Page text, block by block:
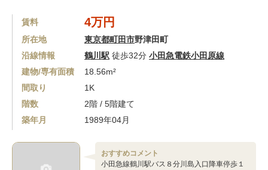
賃料 4万円
所在地 東京都町田市野津田町
沿線情報
鶴川駅 徒歩32分 小田急電鉄小田原線
建物/専有面積
18.56m²
間取り
1K
階数
2階 / 5階建て
築年月
1989年04月
おすすめコメント
小田急線鶴川駅バス８分川島入口降車停歩１